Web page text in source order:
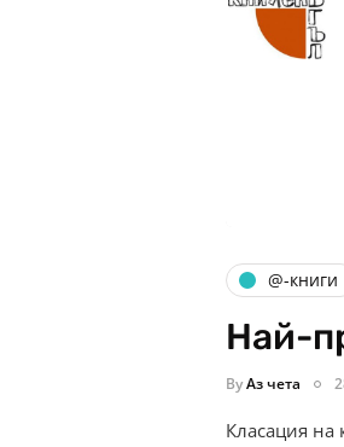
@-книги
Най-
ByАз чета
Класация на